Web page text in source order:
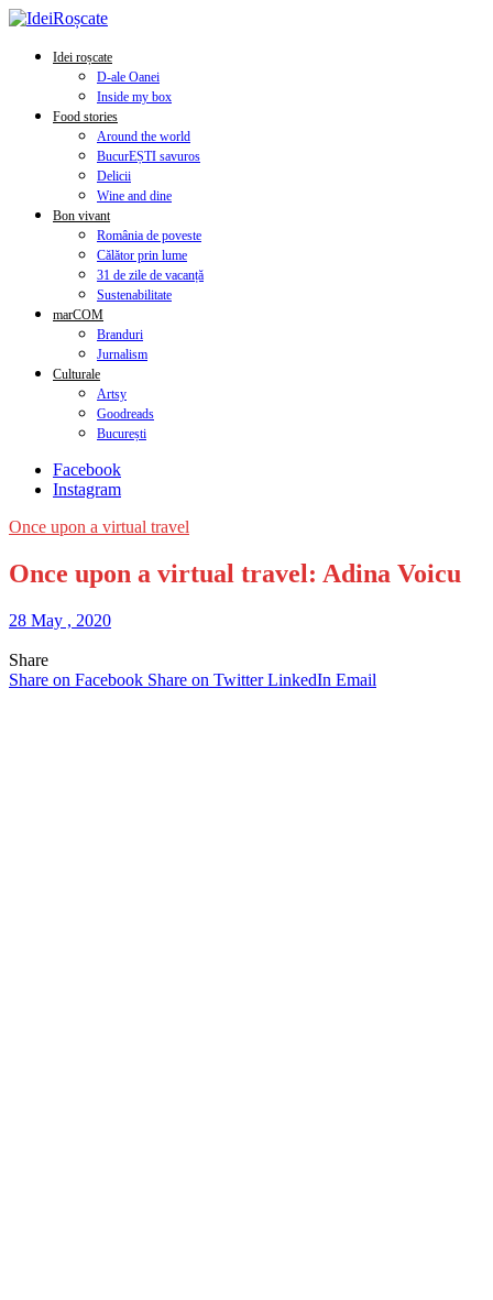
Idei roșcate
D-ale Oanei
Inside my box
Food stories
Around the world
BucurEȘTI savuros
Delicii
Wine and dine
Bon vivant
România de poveste
Călător prin lume
31 de zile de vacanță
Sustenabilitate
marCOM
Branduri
Jurnalism
Culturale
Artsy
Goodreads
București
Facebook
Instagram
Once upon a virtual travel
Once upon a virtual travel: Adina Voicu
28 May , 2020
Share
Share on Facebook Share on Twitter LinkedIn Email